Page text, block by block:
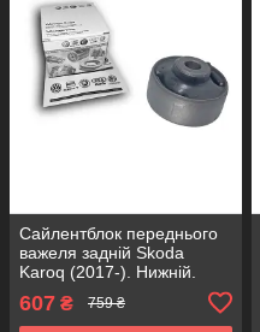
Сайлентблок переднього
важеля задній Skoda
Karoq (2017-). Нижній.
FE38403 , VKDS331041
607 ₴ 759 ₴